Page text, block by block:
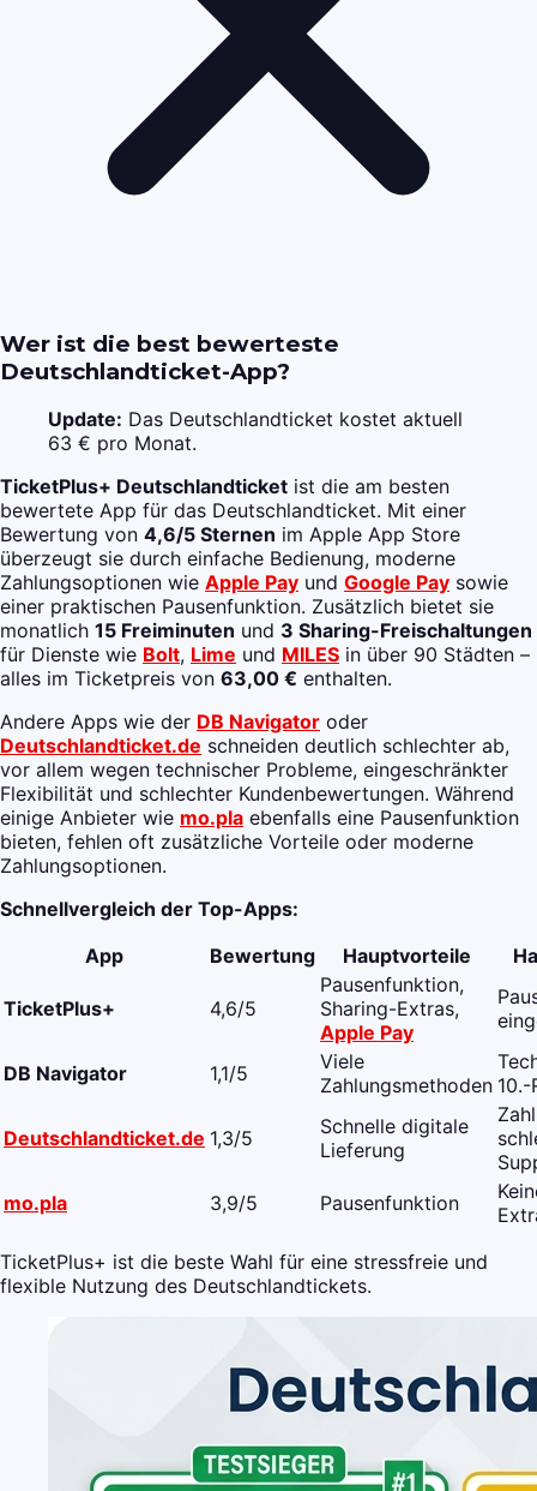
Wer ist die best bewerteste
Deutschlandticket-App?
Update: Das Deutschlandticket kostet aktuell
63 € pro Monat.
TicketPlus+ Deutschlandticket ist die am besten
bewertete App für das Deutschlandticket. Mit einer
Bewertung von 4,6/5 Sternen im Apple App Store
überzeugt sie durch einfache Bedienung, moderne
Zahlungsoptionen wie Apple Pay und Google Pay sowie
einer praktischen Pausenfunktion. Zusätzlich bietet sie
monatlich 15 Freiminuten und 3 Sharing-Freischaltungen
für Dienste wie Bolt, Lime und MILES in über 90 Städten –
alles im Ticketpreis von 63,00 € enthalten.
Andere Apps wie der DB Navigator oder
Deutschlandticket.de schneiden deutlich schlechter ab,
vor allem wegen technischer Probleme, eingeschränkter
Flexibilität und schlechter Kundenbewertungen. Während
einige Anbieter wie mo.pla ebenfalls eine Pausenfunktion
bieten, fehlen oft zusätzliche Vorteile oder moderne
Zahlungsoptionen.
Schnellvergleich der Top-Apps:
App
Bewertung Hauptvorteile
TicketPlus+ 4,6/5
Pausenfunktion,
Sharing-Extras,
Apple Pay
DB Navigator 1,1/5
Viele
Zahlungsmethoden 10.-
Deutschlandticket.de 1,3/5
Schnelle digitale
Lieferung
mo.pla
3,9/5 Pausenfunktion
TicketPlus+ ist die beste Wahl für eine stressfreie und
flexible Nutzung des Deutschlandtickets.